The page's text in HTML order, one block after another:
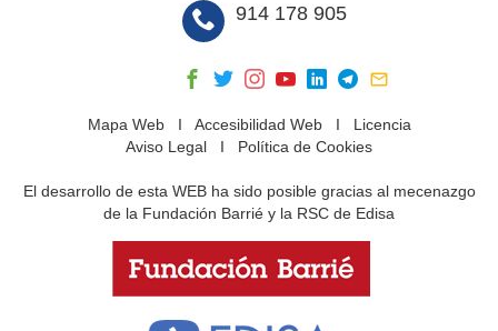
914 178 905
Mapa WebI Accesibilidad WebI Licencia
Aviso Legal I Política de Cookies
El desarrollo de esta WEB ha sido posible gracias al mecenazgo
de la Fundación Barrié y la RSC de Edisa